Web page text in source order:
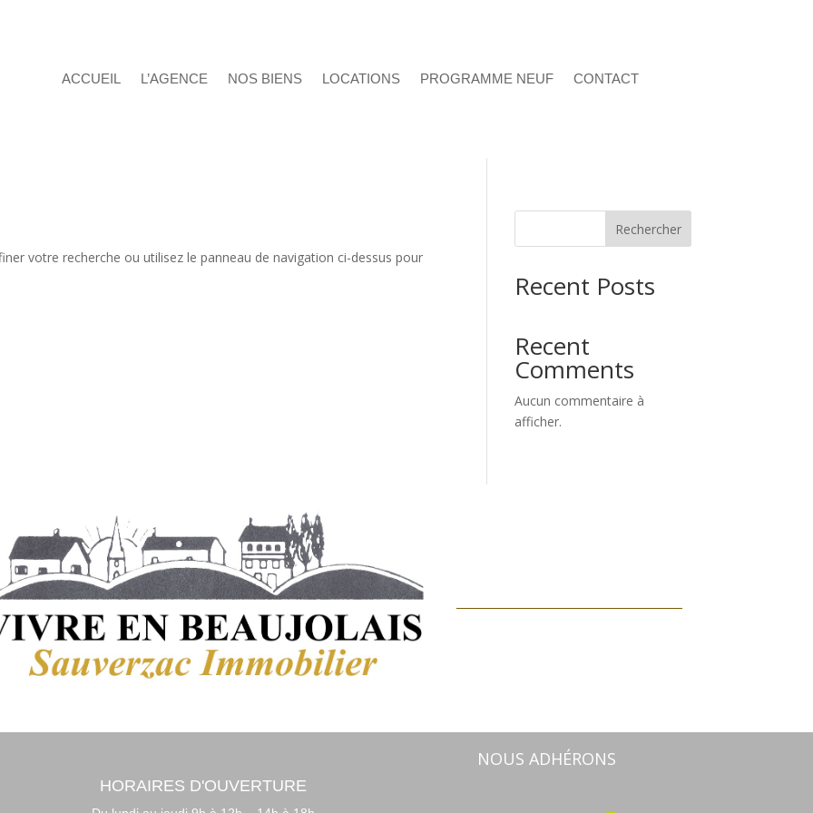
ACCUEIL L’AGENCE NOS BIENS LOCATIONS PROGRAMME NEUF CONTACT
votre recherche ou utilisez le panneau de navigation ci-dessus pour
Rechercher
Recent Posts
Recent
Comments
Aucun commentaire à
afficher.
HORAIRES D'OUVERTURE
NOUS ADHÉRONS